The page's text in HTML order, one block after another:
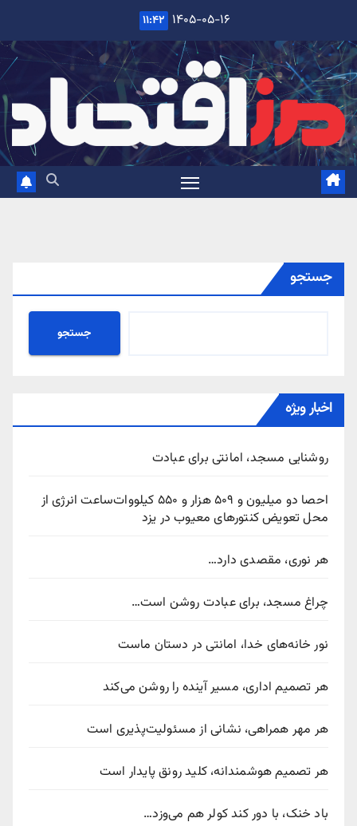
content
۱۴۰۵-۰۵-۱۶ ۱۱:۴۲
جستجو
جستجو
اخبار ویژه
روشنایی مسجد، امانتی برای عبادت
احصا دو میلیون و ۵۰۹ هزار و ۵۵۰ کیلووات‌ساعت انرژی از
محل تعویض کنتورهای معیوب در یزد
هر نوری، مقصدی دارد…
چراغ مسجد، برای عبادت روشن است…
نور خانه‌های خدا، امانتی در دستان ماست
هر تصمیم اداری، مسیر آینده را روشن می‌کند
هر مهر همراهی، نشانی از مسئولیت‌پذیری است
هر تصمیم هوشمندانه، کلید رونق پایدار است
باد خنک، با دور کند کولر هم می‌وزد…